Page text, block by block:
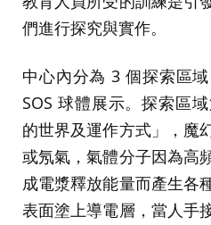
們進行探究與實作。
中心內分為 3 個探索區
SOS 球體展示。探索區
的世界及運作方式」，魔
或氖氣，氣體分子因為高
成電漿釋放能量而產生各
表面塗上導電層，當人手